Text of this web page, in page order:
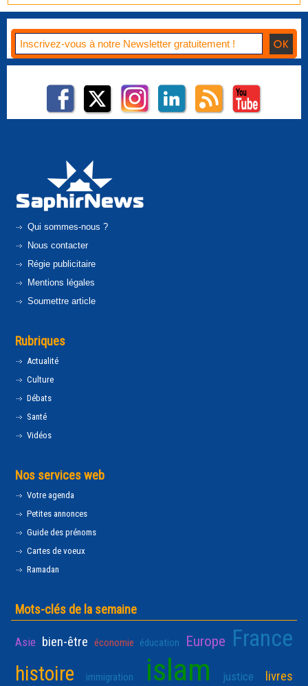
Qui sommes-nous ?
Nous contacter
Régie publicitaire
Mentions légales
Soumettre article
Rubriques
Actualité
Culture
Débats
Santé
Vidéos
Nos services web
Votre agenda
Petites annonces
Guide des prénoms
Cartes de voeux
Ramadan
Mots-clés de la semaine
Asie bien-être économie éducation Europe France
histoire immigration islam justice livres